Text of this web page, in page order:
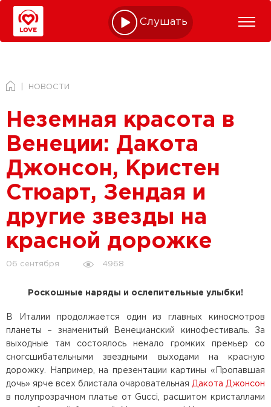
Слушать online
НОВОСТИ
Неземная красота в
Венеции: Дакота
Джонсон, Кристен
Стюарт, Зендая и
другие звезды на
красной дорожке
06 сентября 4968
Роскошные наряды и ослепительные улыбки!
В Италии продолжается один из главных киносмотров
планеты – знаменитый Венецианский кинофестиваль. За
выходные там состоялось немало громких премьер со
сногсшибательными звездными выходами на красную
дорожку. Например, на презентации картины «Пропавшая
дочь» ярче всех блистала очаровательная Дакота Джонсон
в полупрозрачном платье от Gucci, расшитом кристаллами